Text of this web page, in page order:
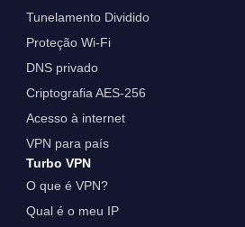
Tunelamento Dividido
Proteção Wi-Fi
DNS privado
Criptografia AES-256
Acesso à internet
VPN para país
Turbo VPN
O que é VPN?
Qual é o meu IP